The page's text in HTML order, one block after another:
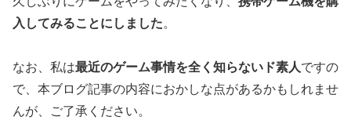
入してみることにしました。
なお、私は最近のゲーム事情を全く知らないド素人ですの
で、本ブログ記事の内容におかしな点があるかもしれませ
んが、ご了承ください。